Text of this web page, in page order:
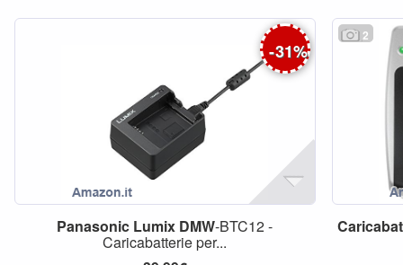
-31%
Panasonic Lumix DMW-BTC12 -
Caricabatterie per...
2